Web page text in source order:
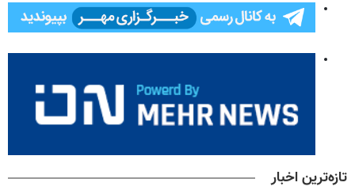
تازه‌ترین اخبار